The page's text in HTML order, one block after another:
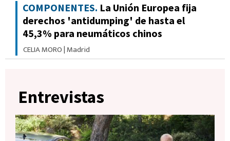
COMPONENTES. La Unión Europea fija
derechos 'antidumping' de hasta el
45,3% para neumáticos chinos
CELIA MORO|Madrid
Entrevistas